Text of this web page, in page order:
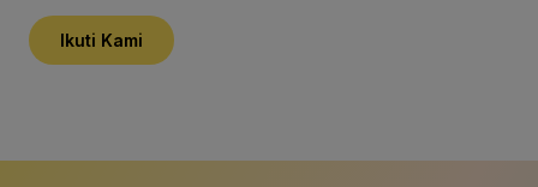
Ikuti Kami